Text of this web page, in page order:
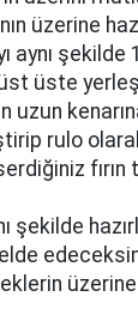
üzerine
aynı
üste
uzun
rulo
şekilde